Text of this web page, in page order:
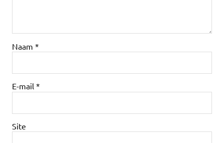
Naam *
E-mail *
Site